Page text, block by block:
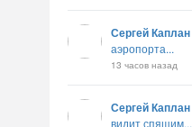
Сергей Каплан
аэропорта...
13 часов назад
Сергей Каплан
видит спящим...